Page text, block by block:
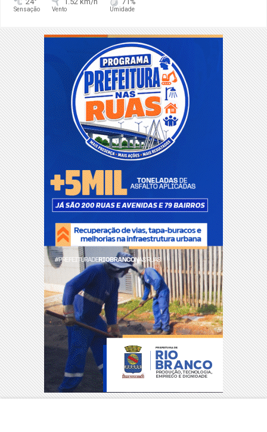
Sensação Vento Umidade